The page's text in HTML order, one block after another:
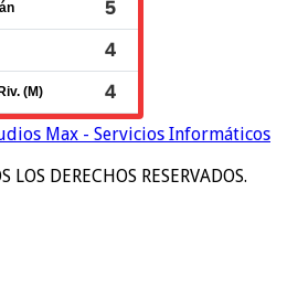
Max - Servicios Informáticos
DERECHOS RESERVADOS.